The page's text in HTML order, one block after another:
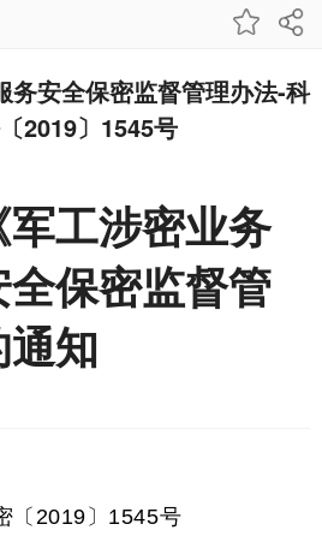
务安全保密监督管理办法-科
2019〕1545号
军工涉密业务
保密监督管
知
〔2019〕1545号